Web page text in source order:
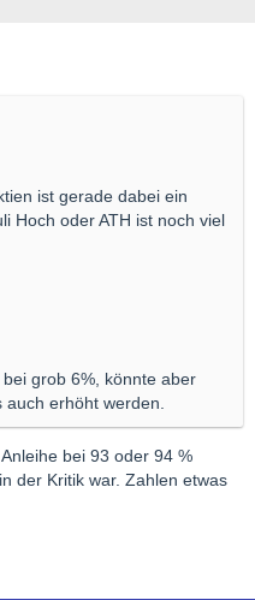
ist gerade dabei ein
Hoch oder ATH ist noch viel
grob 6%, könnte aber
erhöht werden.
bei 93 oder 94 %
der Kritik war. Zahlen etwas